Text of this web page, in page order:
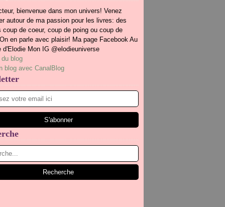
bienvenue dans mon univers! Venez
autour de ma passion pour les livres: des
coup de coeur, coup de poing ou coup de
en parle avec plaisir! Ma page Facebook Au
d'Elodie Mon IG @elodieuniverse
blog
blog avec CanalBlog